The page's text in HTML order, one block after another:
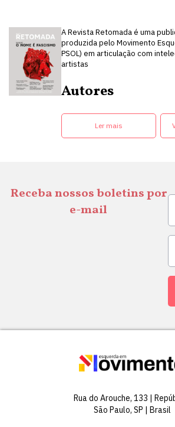
A Revista Retomada é uma
produzida pelo Movimento
PSOL) em articulação com
artistas
Autores
Ler mais
Receba nossos boletins por
e-mail
Rua do Arouche, 133 |
São Paulo, SP | Brasil